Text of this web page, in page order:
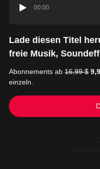
00:00
Lade diesen Titel
freie Musik,
Abonnements ab 16,99 $
einzeln.